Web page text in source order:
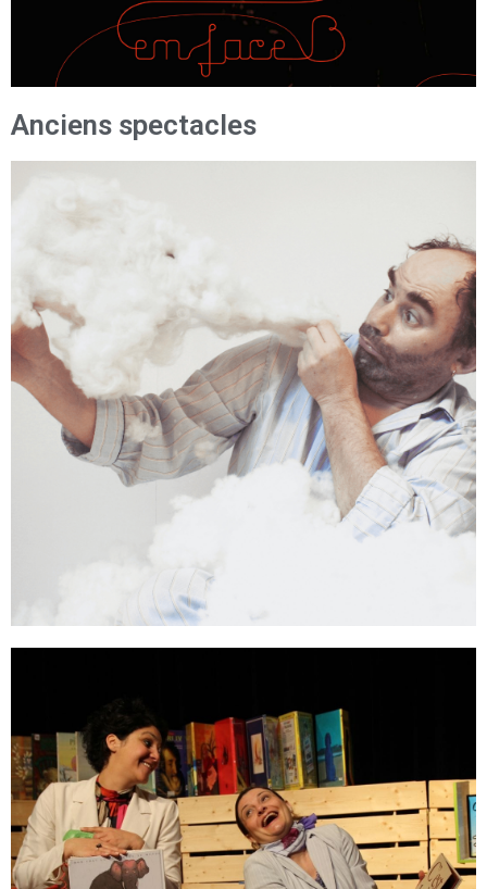
Anciens spectacles